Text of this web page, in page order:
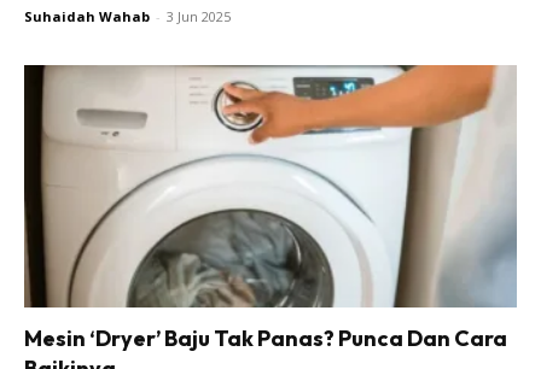
Suhaidah Wahab - 3 Jun 2025
Mesin ‘Dryer’ Baju Tak Panas? Punca Dan Cara